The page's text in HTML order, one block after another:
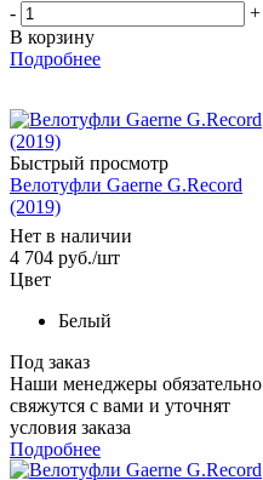
-
+
В корзину
Подробнее
Быстрый просмотр
Велотуфли Gaerne G.Record
(2019)
Нет в наличии
4 704 руб./шт
Цвет
Белый
Под заказ
Наши менеджеры обязательно
свяжутся с вами и уточнят
условия заказа
Подробнее